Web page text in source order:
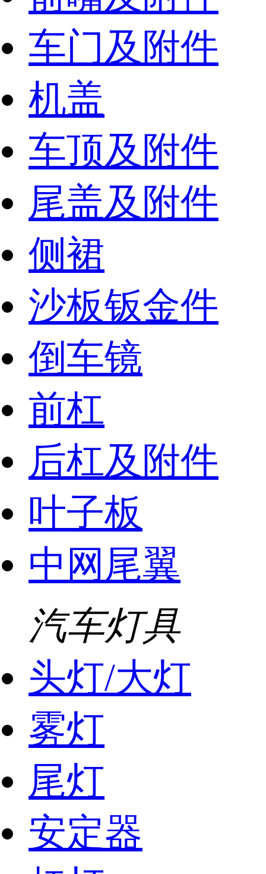
车门及附件
机盖
车顶及附件
尾盖及附件
侧裙
沙板钣金件
倒车镜
前杠
后杠及附件
叶子板
中网尾翼
汽车灯具
头灯/大灯
雾灯
尾灯
安定器